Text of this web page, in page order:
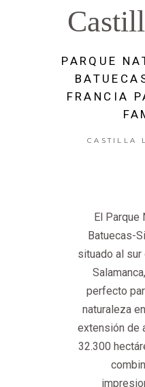
PARQUE
FRANCIA
CASTILLA
El Parque
Batuecas-
situado al sur
perfecto
naturaleza
extensión de
32.300